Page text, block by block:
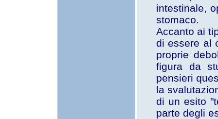
intestinale,
stomaco.
Accanto ai
di essere al
proprie
figura da
pensieri
la
di un esito
parte degli